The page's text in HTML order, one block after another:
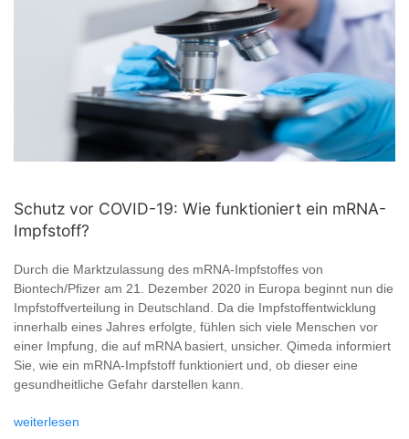
Schutz vor COVID-19: Wie funktioniert ein mRNA-
Impfstoff?
Durch die Marktzulassung des mRNA-Impfstoffes von
Biontech/Pfizer am 21. Dezember 2020 in Europa beginnt nun die
Impfstoffverteilung in Deutschland. Da die Impfstoffentwicklung
innerhalb eines Jahres erfolgte, fühlen sich viele Menschen vor
einer Impfung, die auf mRNA basiert, unsicher. Qimeda informiert
Sie, wie ein mRNA-Impfstoff funktioniert und, ob dieser eine
gesundheitliche Gefahr darstellen kann.
weiterlesen